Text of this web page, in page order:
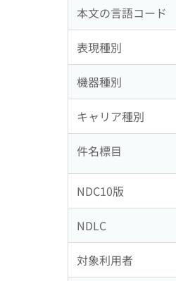
本文の言語コード
表現種別
機器種別
キャリア種別
件名標目
NDC10版
NDLC
対象利用者